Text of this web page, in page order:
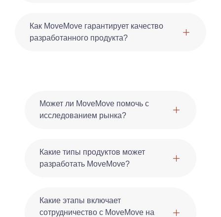
Как MoveMove гарантирует качество
разработанного продукта?
Может ли MoveMove помочь с
исследованием рынка?
Какие типы продуктов может
разработать MoveMove?
Какие этапы включает
сотрудничество с MoveMove на